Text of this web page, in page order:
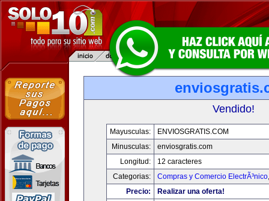
Vendido!
Mayusculas:
ENVIOSGRATIS.COM
Minusculas:
enviosgratis.com
Longitud:
12 caracteres
Categorias:
Compras y Comercio ElectrÃ³nico
Precio:
Realizar una oferta!